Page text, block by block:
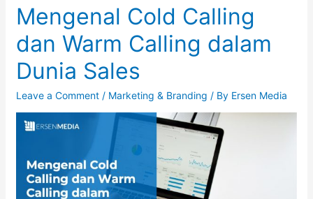
Mengenal Cold Calling
dan Warm Calling dalam
Dunia Sales
Leave a Comment / Marketing & Branding / By Ersen Media
Mengenal
Cold
Calling
dan
Warm
Calling
dalam
Dunia
Sales